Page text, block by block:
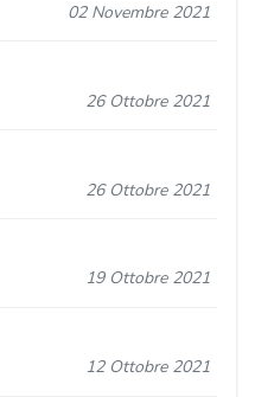
02 Novembre 2021
26 Ottobre 2021
26 Ottobre 2021
19 Ottobre 2021
12 Ottobre 2021